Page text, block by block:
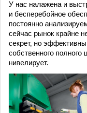
У нас налажена и
и бесперебойное
постоянно
сейчас рынок крайне
секрет, но
собственного полного
нивелирует.